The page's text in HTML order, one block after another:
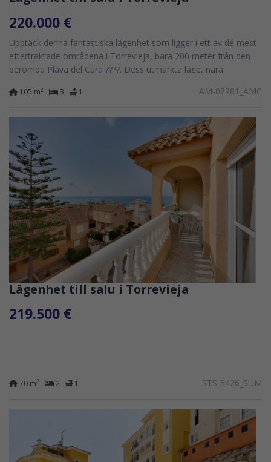
220.000 €
Upptäck denna fantastiska lägenhet som ligger i ett av de mest
eftertraktade områdena i Torrevieja, bara 200 meter från den
berömda Playa del Cura ????️. Dess utmärkta läge, nära
105 m2 3 1 AM-02281_AMC
Lägenhet till salu i Torrevieja
219.500 €
70 m2 2 1 STS-5426_SUM